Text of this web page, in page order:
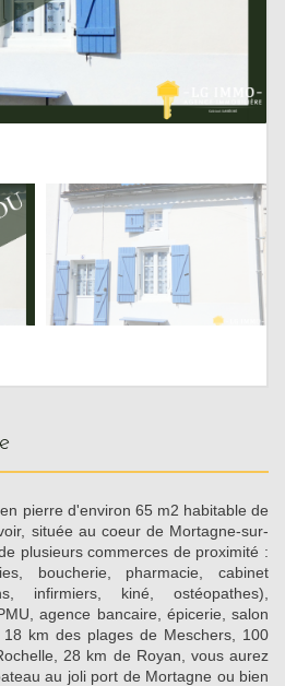
pierre d'environ 65 m2 habitable de
située au coeur de Mortagne-sur-
plusieurs commerces de proximité :
boucherie, pharmacie, cabinet
infirmiers, kiné, ostéopathes),
agence bancaire, épicerie, salon
km des plages de Meschers, 100
28 km de Royan, vous aurez
au joli port de Mortagne ou bien